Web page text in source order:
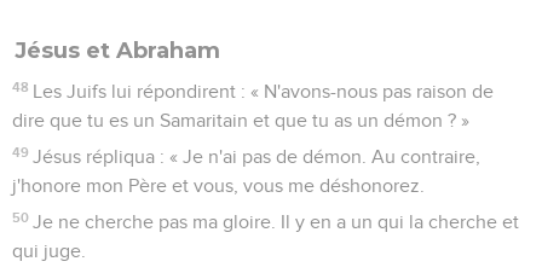
Jésus et Abraham
48 Les Juifs lui répondirent : « N'avons-nous pas raison de
dire que tu es un Samaritain et que tu as un démon ? »
49 Jésus répliqua : « Je n'ai pas de démon. Au contraire,
j'honore mon Père et vous, vous me déshonorez.
50 Je ne cherche pas ma gloire. Il y en a un qui la cherche et
qui juge.